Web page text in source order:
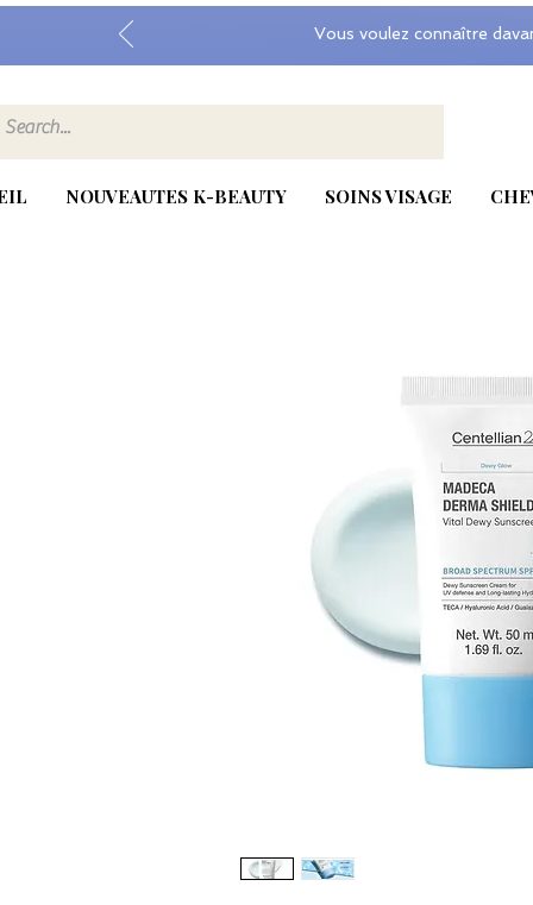
Vous voulez connaître
NOUVEAUTES K-BEAUTY SOINS VISAGE